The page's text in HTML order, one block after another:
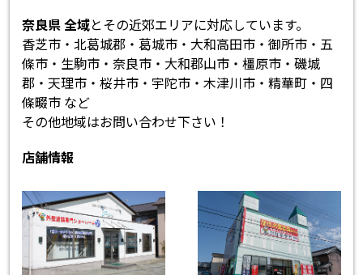
奈良県 全域とその近郊エリアに対応しています。
香芝市・北葛城郡・葛城市・大和高田市・御所市・五
條市・生駒市・奈良市・大和郡山市・橿原市・磯城
郡・天理市・桜井市・宇陀市・木津川市・精華町・四
條畷市 など
その他地域はお問い合わせ下さい！
店舗情報